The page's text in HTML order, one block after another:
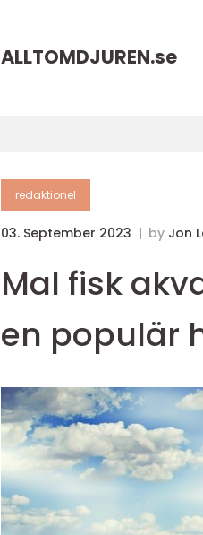
ALLTOMDJUREN.se
redaktionel
03. September 2023 by Jon
Mal fisk
en populär